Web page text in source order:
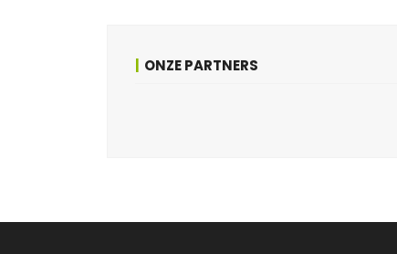
ONZE PARTNERS